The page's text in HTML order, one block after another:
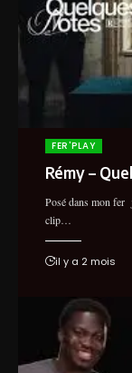
FER'PLAY
Rémy –
Posé dans mon fer
clip…
il y a 2 mois